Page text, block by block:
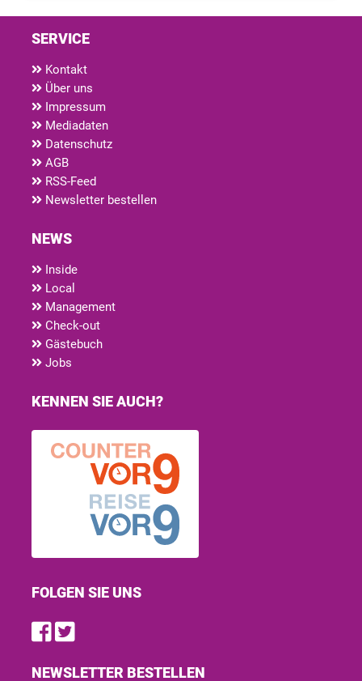
SERVICE
Kontakt
Über uns
Impressum
Mediadaten
Datenschutz
AGB
RSS-Feed
Newsletter bestellen
NEWS
Inside
Local
Management
Check-out
Gästebuch
Jobs
KENNEN SIE AUCH?
FOLGEN SIE UNS
Find us on Facebook
Follow us on Twitter
NEWSLETTER BESTELLEN